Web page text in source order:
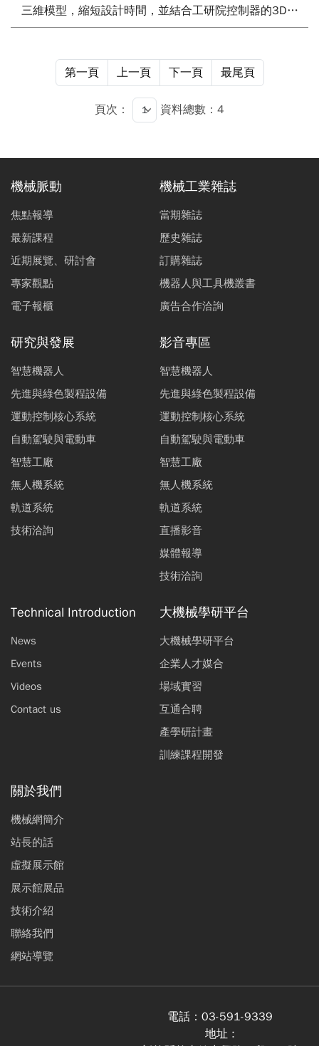
三維模型，縮短設計時間，並結合工研院控制器的3D模
擬功能，打造實際加工前的虛擬驗證環境，針對加工程式
問題，此流程不僅降低加工失誤率，亦能減少材料浪費與
機台停機風險，提升整體生產效能，並為智慧製造奠定關
第一頁 上一頁 下一頁 最尾頁
頁次： 資料總數：4
機械脈動
焦點報導
最新課程
近期展覽、研討會
專家觀點
電子報櫃
機械工業雜誌
當期雜誌
歷史雜誌
訂購雜誌
機器人與工具機叢書
廣告合作洽詢
研究與發展
智慧機器人
先進與綠色製程設備
運動控制核心系統
自動駕駛與電動車
智慧工廠
無人機系統
軌道系統
技術洽詢
影音專區
智慧機器人
先進與綠色製程設備
運動控制核心系統
自動駕駛與電動車
智慧工廠
無人機系統
軌道系統
直播影音
媒體報導
技術洽詢
Technical Introduction
News
Events
Videos
Contact us
大機械學研平台
大機械學研平台
企業人才媒合
場域實習
互通合聘
產學研計畫
訓練課程開發
關於我們
機械網簡介
站長的話
虛擬展示館
展示館展品
技術介紹
聯絡我們
網站導覽
電話： 03-591-9339
地址 :